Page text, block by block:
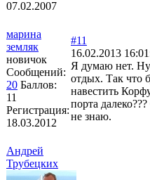
07.02.2007
марина
земляк
новичок
Сообщений:
20 Баллов:
11
Регистрация:
18.03.2012
#11
16.02.2013
Я думаю нет.
отдых. Так что
навестить
порта
не знаю.
Андрей
Трубецких